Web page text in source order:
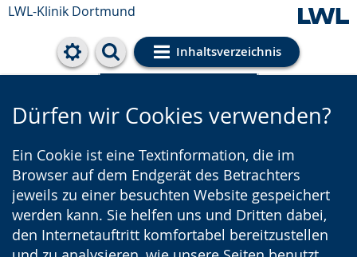
LWL-Klinik Dortmund
Inhaltsverzeichnis
Cookie-Einstellungen
Dürfen wir Cookies verwenden?
Ein Cookie ist eine Textinformation, die im
Browser auf dem Endgerät des Betrachters
jeweils zu einer besuchten Website gespeichert
werden kann. Sie helfen uns und Dritten dabei,
den Internetauftritt komfortabel bereitzustellen